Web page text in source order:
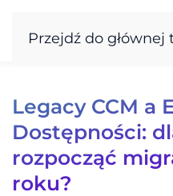
Przejdź do głównej
Legacy CCM a
Dostępności:
rozpocząć
roku?